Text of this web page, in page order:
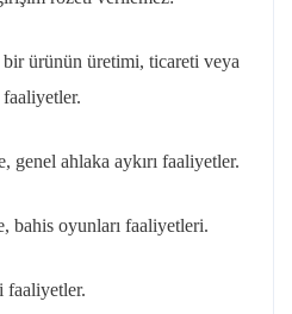
bir ürünün üretimi, ticareti veya
genel ahlaka aykırı faaliyetler.
bahis oyunları faaliyetleri.
faaliyetler.